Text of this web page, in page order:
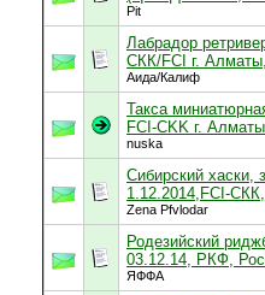
Pit
Лабрадор
СКК/FCI г.
Аида/Калиф
Такса
FCI-CKK г.
nuska
Сибирский хаски,
1.12.2014,FCI-
Zena Pfvlodar
Родезийский
03.12.14, РКФ,
ЯФФА